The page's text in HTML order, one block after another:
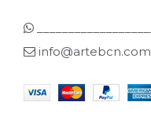
info@artebcn.com